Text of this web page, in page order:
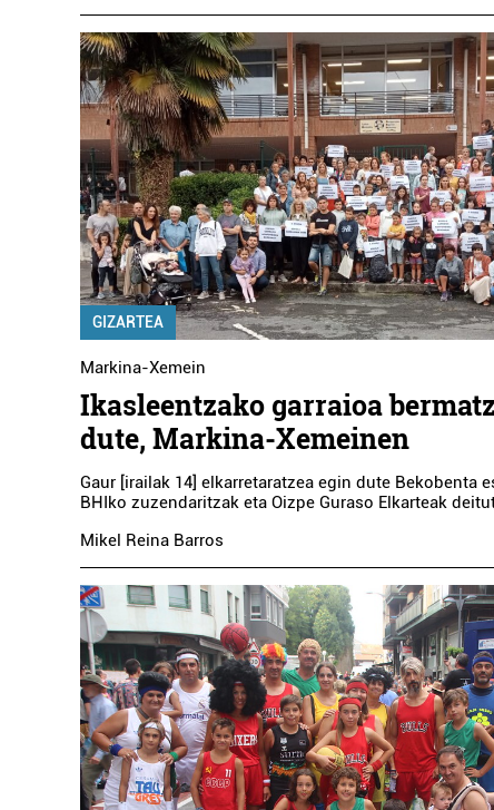
GIZARTEA
Markina-Xemein
Ikasleentzako garraioa
dute, Markina-Xemeinen
Gaur [irailak 14] elkarretaratzea egin dute Bekobenta
BHIko zuzendaritzak eta Oizpe Guraso Elkarteak
Mikel Reina Barros